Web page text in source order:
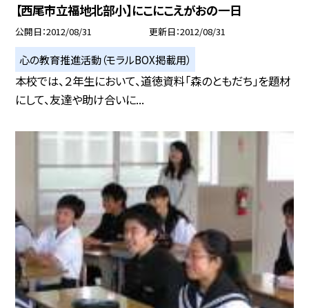
【西尾市立福地北部小】にこにこえがおの一日
公開日 2012/08/31 更新日 2012/08/31
心の教育推進活動（モラルBOX掲載用）
本校では、２年生において、道徳資料「森のともだち」を題材
にして、友達や助け合いに...